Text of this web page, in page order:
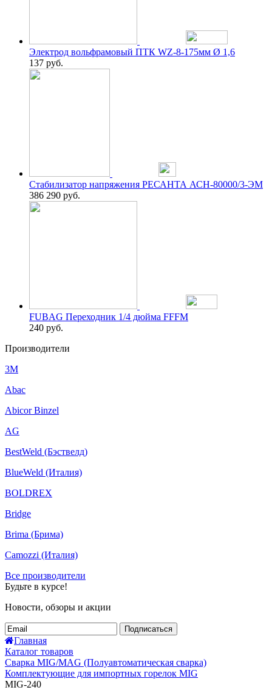
Электрод вольфрамовый ПТК WZ-8-175мм Ø 1,6
137 руб.
Стабилизатор напряжения РЕСАНТА АСН-80000/3-ЭМ
386 290 руб.
FUBAG Переходник 1/4 дюйма FFFM
240 руб.
Производители
3M
Abac
Abicor Binzel
AG
BestWeld (Бэствелд)
BlueWeld (Италия)
BOLDREX
Bridge
Brima (Брима)
Camozzi (Италия)
Все производители
Будьте в курсе!
Новости, обзоры и акции
Подписаться
Главная
Каталог товаров
Сварка MIG/MAG (Полуавтоматическая сварка)
Комплектующие для импортных горелок MIG
MIG-240